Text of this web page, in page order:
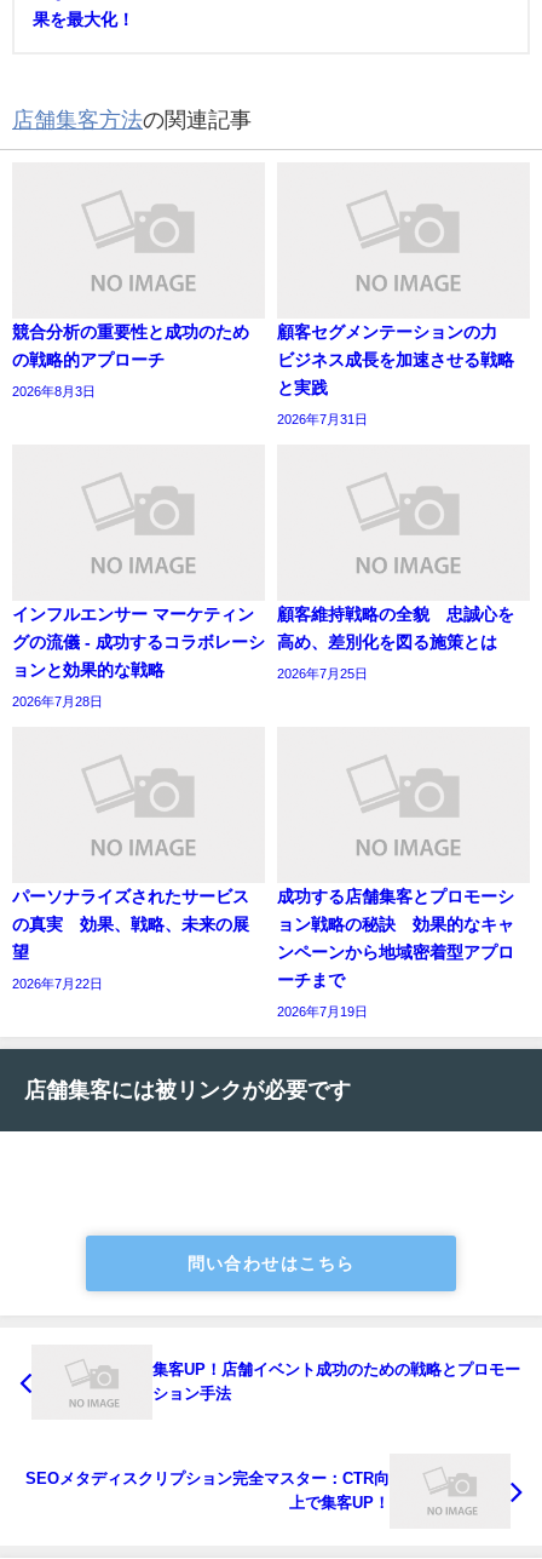
果を最大化！
店舗集客方法の関連記事
競合分析の重要性と成功のため
の戦略的アプローチ
2026年8月3日
顧客セグメンテーションの力
ビジネス成長を加速させる戦略
と実践
2026年7月31日
インフルエンサー マーケティン
グの流儀 - 成功するコラボレーシ
ョンと効果的な戦略
2026年7月28日
顧客維持戦略の全貌 忠誠心を
高め、差別化を図る施策とは
2026年7月25日
パーソナライズされたサービス
の真実 効果、戦略、未来の展
望
2026年7月22日
成功する店舗集客とプロモーシ
ョン戦略の秘訣 効果的なキャ
ンペーンから地域密着型アプロ
ーチまで
2026年7月19日
店舗集客には被リンクが必要です
問い合わせはこちら
集客UP！店舗イベント成功のための戦略とプロモー
ション手法
SEOメタディスクリプション完全マスター：CTR向
上で集客UP！